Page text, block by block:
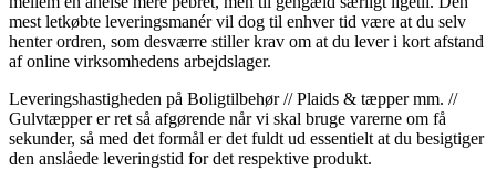
mest letkøbte leveringsmanér vil dog til enhver tid være at du selv
henter ordren, som desværre stiller krav om at du lever i kort afstand
af online virksomhedens arbejdslager.
Leveringshastigheden på Boligtilbehør // Plaids & tæpper mm. //
Gulvtæpper er ret så afgørende når vi skal bruge varerne om få
sekunder, så med det formål er det fuldt ud essentielt at du besigtiger
den anslåede leveringstid for det respektive produkt.